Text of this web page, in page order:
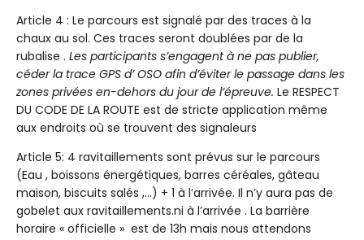
Article 4 : Le parcours est signalé par des traces à la
chaux au sol. Ces traces seront doublées par de la
rubalise . Les participants s’engagent à ne pas publier,
céder la trace GPS d’ OSO afin d’éviter le passage dans les
zones privées en-dehors du jour de l’épreuve. Le RESPECT
DU CODE DE LA ROUTE est de stricte application même
aux endroits où se trouvent des signaleurs
Article 5: 4 ravitaillements sont prévus sur le parcours
(Eau , boissons énergétiques, barres céréales, gâteau
maison, biscuits salés ,…) + 1 à l’arrivée. Il n’y aura pas de
gobelet aux ravitaillements.ni à l’arrivée . La barrière
horaire « officielle » est de 13h mais nous attendons